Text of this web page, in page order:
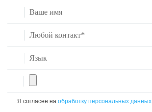
Я согласен на обработку персональных данных